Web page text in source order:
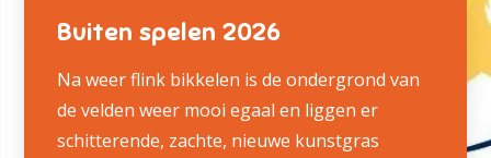
Buiten spelen 2026
Na weer flink bikkelen is de ondergrond van
de velden weer mooi egaal en liggen er
schitterende, zachte, nieuwe kunstgras